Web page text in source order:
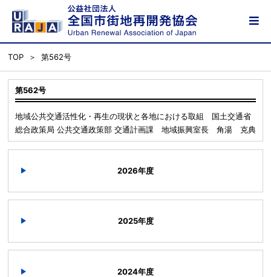
TOP 第562号
第562号
地域公共交通活性化・再生の現状と各地における取組 国土交通省
総合政策局 公共交通政策部 交通計画課 地域振興室長 角湯 克典
2026年度
2025年度
2024年度